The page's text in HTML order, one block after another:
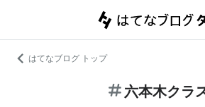
はてなブログ トップ
六本木クラ